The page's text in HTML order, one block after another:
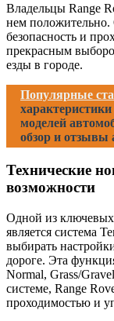
Владельцы Range
нем положительно.
безопасность и
прекрасным
езды в городе.
Популярные
моделей
обзор и отзывы
Технические
возможности
Одной из ключевых
является система
выбирать
дороге. Эта
Normal, Grass/
системе, Range
проходимостью и